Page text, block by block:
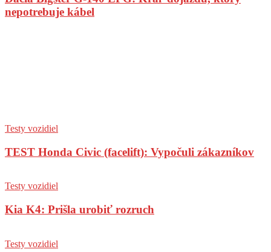
nepotrebuje kábel
Testy vozidiel
TEST Honda Civic (facelift): Vypočuli zákazníkov
Testy vozidiel
Kia K4: Prišla urobiť rozruch
Testy vozidiel